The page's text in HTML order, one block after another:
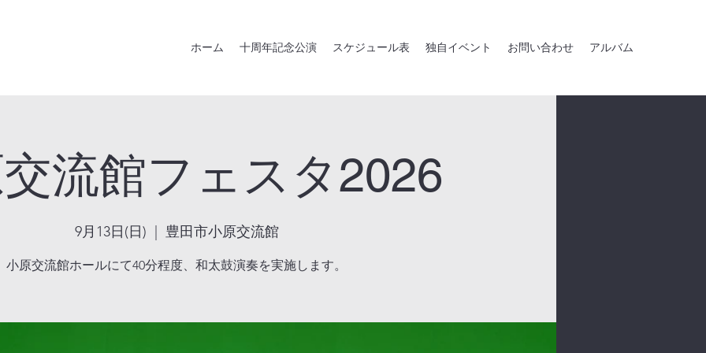
ホーム 十周年記念公演 スケジュール表 独自イベント お問い合わせ アルバム
流館フェスタ2026
9月13日(日) 豊田市小原交流館
小原交流館ホールにて40分程度、和太鼓演奏を実施します。